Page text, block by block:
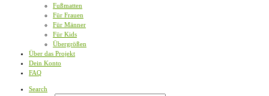
Fußmatten
Für Frauen
Für Männer
Für Kids
Übergrößen
Über das Projekt
Dein Konto
FAQ
Search